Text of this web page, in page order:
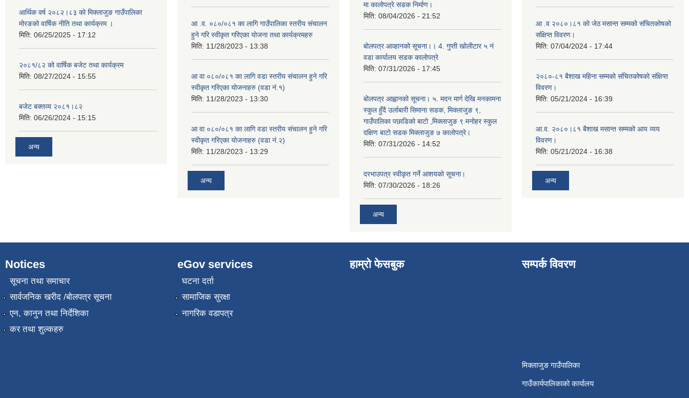
आर्थिक वर्ष २०८२।८३ को मिक्लाजुङ गाउँपालिका
मोरङको वार्षिक नीति तथा कार्यक्रम ।
मिति: 06/25/2025 - 17:12
२०८१/८२ को वार्षिक बजेट तथा कार्यक्रम
मिति: 08/27/2024 - 15:55
बजेट बक्तव्य २०८१।८२
मिति: 06/26/2024 - 15:15
अन्य
आ .व. ०८०/०८१ का लागि गाउँपालिका स्तरीय संचालन
हुने गरि स्वीकृत गरिएका योजना तथा कार्यक्रमहरु
मिति: 11/28/2023 - 13:38
आ वा ०८०/०८१ का लागि वडा स्तरीय संचालन हुने गरि
स्वीकृत गरिएका योजनाहरु (वडा नं.१)
मिति: 11/28/2023 - 13:30
आ वा ०८०/०८१ का लागि वडा स्तरीय संचालन हुने गरि
स्वीकृत गरिएका योजनाहरु (वडा नं.२)
मिति: 11/28/2023 - 13:29
अन्य
मा कालोपत्रे सडक निर्माण।
मिति: 08/04/2026 - 21:52
बोलपत्र आव्हानको सूचना।। 4. गुप्ती खोलीटार ५ नं
वडा कार्यालय सडक कालोपत्रे
मिति: 07/31/2026 - 17:45
बोलपत्र आह्वानको सूचना। ५. मदन मार्ग देखि मनकामना
स्कुल हुँदै उर्लाबारी सिमाना सडक, मिक्लाजुङ ९,
गाउँपालिका पछाडिको बाटो ,मिक्लाजुङ ९ मनोहर स्कुल
दक्षिण बाटो सडक मिक्लाजुङ ७ कालोपत्रे।
मिति: 07/31/2026 - 14:52
दरभाउपत्र स्वीकृत गर्ने आशयको सूचना।
मिति: 07/30/2026 - 18:26
अन्य
आ .व २०८०।८१ को जेठ मसान्त सम्मको संचितकोषको
संक्षिप्त विवरण।
मिति: 07/04/2024 - 17:44
२०८०-८१ बैशाख महिना सम्मको संचितकोषको संक्षिप्त
विवरण।
मिति: 05/21/2024 - 16:39
आ.व. २०८०।८१ बैशाख मसान्त सम्मको आय व्यय
विवरण।
मिति: 05/21/2024 - 16:38
अन्य
Notices
सूचना तथा समाचार
सार्वजनिक खरीद /बोलपत्र सूचना
एन, कानुन तथा निर्देशिका
कर तथा शुल्कहरु
eGov services
घटना दर्ता
सामाजिक सुरक्षा
नागरिक वडापत्र
हाम्रो फेसबुक सम्पर्क विवरण
मिक्लाजुङ गाउँपालिका
गाउँकार्यपालिकाको कार्यालय